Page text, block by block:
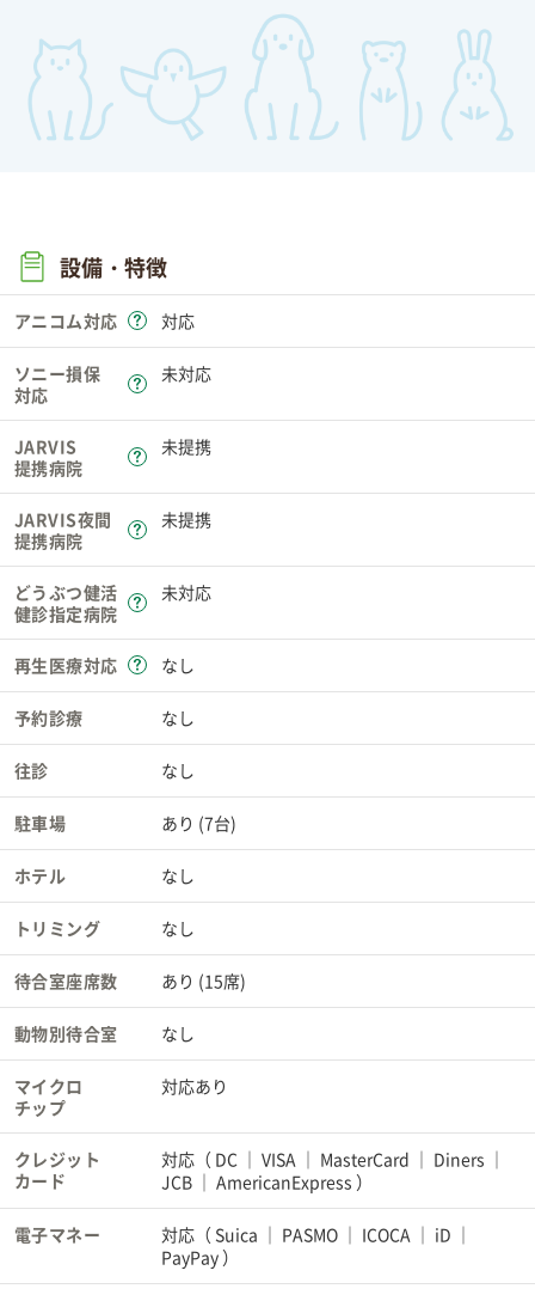
設備・特徴
アニコム対応 対応
ソニー損保
対応
未対応
JARVIS
提携病院
未提携
JARVIS夜間
提携病院
未提携
どうぶつ健活
健診指定病院
未対応
再生医療対応 なし
予約診療 なし
往診 なし
駐車場 あり (7台)
ホテル なし
トリミング なし
待合室座席数 あり (15席)
動物別待合室 なし
マイクロ
チップ
対応あり
クレジット
カード
対応（ DC VISA MasterCard
Diners
JCB
AmericanExpress ）
電子マネー 対応（ Suica PASMO ICOCA
iD
PayPay）